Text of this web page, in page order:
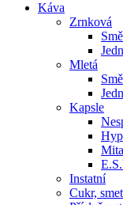
Káva
Zrnková
Mletá
Kapsle
Instatní
Cukr,